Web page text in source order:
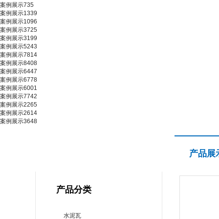
案例展示735
案例展示1339
案例展示1096
案例展示3725
案例展示3199
案例展示5243
案例展示7814
案例展示8408
案例展示6447
案例展示6778
案例展示6001
案例展示7742
案例展示2265
案例展示2614
案例展示3648
产品分类
水泥瓦
产品展